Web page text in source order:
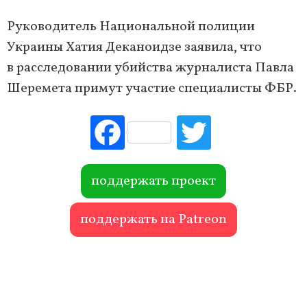
Руководитель Национальной полиции
Украины Хатия Деканоидзе заявила, что
в расследовании убийства журналиста Павла
Шеремета примут участие специалисты ФБР.
Fac
ebo
ok r
поддержать проект
поддержать на Patreon